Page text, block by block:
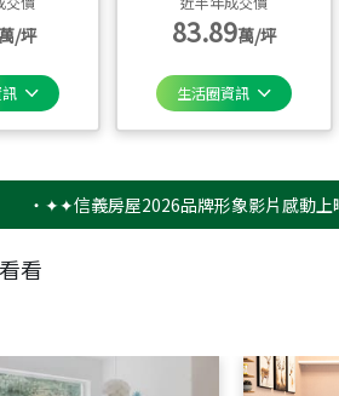
萬/坪 83.89萬/坪
生活圈資訊
信義房屋2026品牌形象影片感動上映✦✦
看